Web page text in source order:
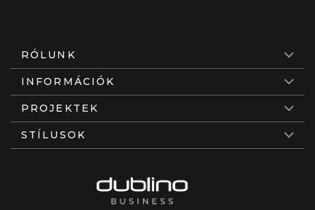
RÓLUNK
INFORMÁCIÓK
PROJEKTEK
STÍLUSOK